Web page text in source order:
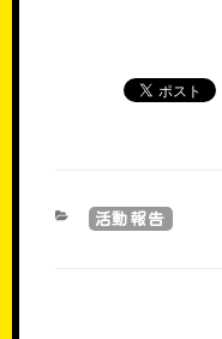
CATEGORIES
活動報告